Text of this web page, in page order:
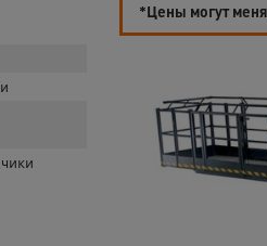
*Цены могут